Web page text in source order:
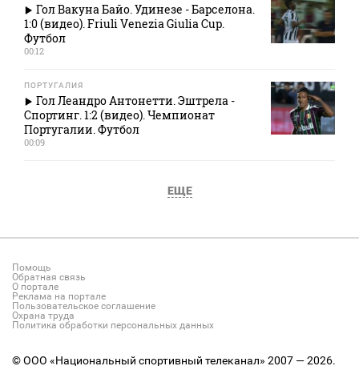
Гол Вакуна Байо. Удинезе - Барселона.
1:0 (видео). Friuli Venezia Giulia Cup.
Футбол
00:12
ПОРТУГАЛИЯ
Гол Леандро Антонетти. Эштрела -
Спортинг. 1:2 (видео). Чемпионат
Португалии. Футбол
00:09
ЕЩЕ
Помощь
Обратная связь
О портале
Реклама на портале
Пользовательское соглашение
Охрана труда
Политика обработки персональных данных
© ООО «Национальный спортивный телеканал» 2007 — 2026.